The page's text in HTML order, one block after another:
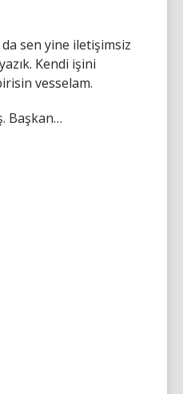
sen yine iletişimsiz
Kendi işini
vesselam.
Başkan…